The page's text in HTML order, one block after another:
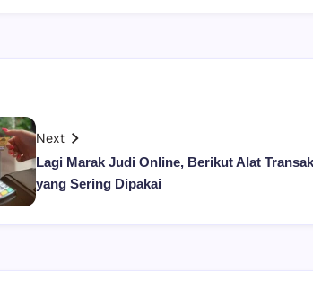
Next
Lagi Marak Judi Online, Berikut Alat
yang Sering Dipakai